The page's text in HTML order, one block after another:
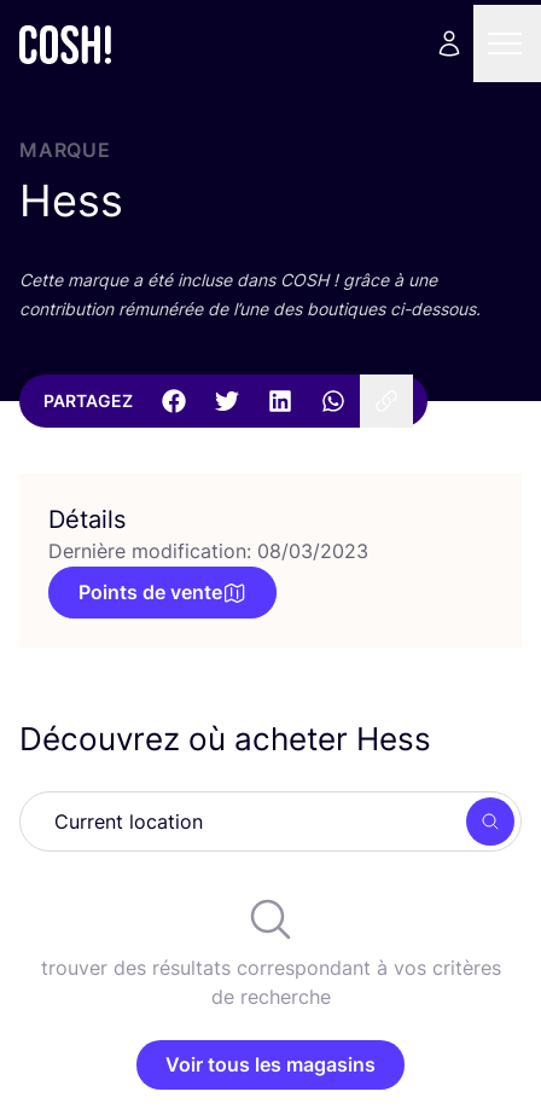
MARQUE
Hess
Cette marque a été incluse dans COSH! grâce à une
contri­bu­tion rému­né­rée de l’une des bou­tiques ci-dessous.
PARTAGEZ
Détails
Dernière modification: 08/03/2023
Points de vente
Découvrez où acheter Hess
trouver des résultats correspondant à vos critères
de recherche
Voir tous les magasins